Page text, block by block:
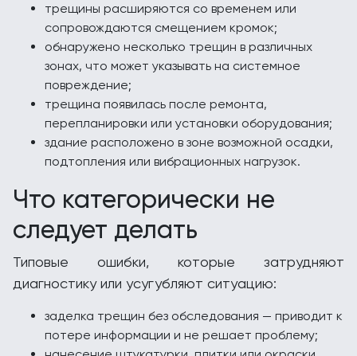
трещины расширяются со временем или
сопровождаются смещением кромок;
обнаружено несколько трещин в различных
зонах, что может указывать на системное
повреждение;
трещина появилась после ремонта,
перепланировки или установки оборудования;
здание расположено в зоне возможной осадки,
подтопления или вибрационных нагрузок.
Что категорически не
следует делать
Типовые ошибки, которые затрудняют
диагностику или усугубляют ситуацию:
заделка трещин без обследования — приводит к
потере информации и не решает проблему;